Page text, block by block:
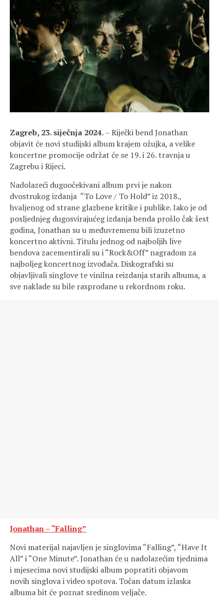
Zagreb, 23. siječnja 2024.– Riječki bend Jonathan
objavit će novi studijski album krajem ožujka, a velike
koncertne promocije održat će se 19. i 26. travnja u
Zagrebu i Rijeci.
Nadolazeći dugoočekivani album prvi je nakon
dvostrukog izdanja “To Love / To Hold” iz 2018.,
hvaljenog od strane glazbene kritike i publike. Iako je od
posljednjeg dugosvirajućeg izdanja benda prošlo čak šest
godina, Jonathan su u međuvremenu bili izuzetno
koncertno aktivni. Titulu jednog od najboljih live
bendova zacementirali su i “Rock&Off” nagradom za
najboljeg koncertnog izvođača. Diskografski su
objavljivali singlove te vinilna reizdanja starih albuma, a
sve naklade su bile rasprodane u rekordnom roku.
Jonathan – “Falling”
Novi materijal najavljen je singlovima “Falling”, “Have It
All” i “One Minute”. Jonathan će u nadolazećim tjednima
i mjesecima novi studijski album popratiti objavom
novih singlova i video spotova. Točan datum izlaska
albuma bit će poznat sredinom veljače.